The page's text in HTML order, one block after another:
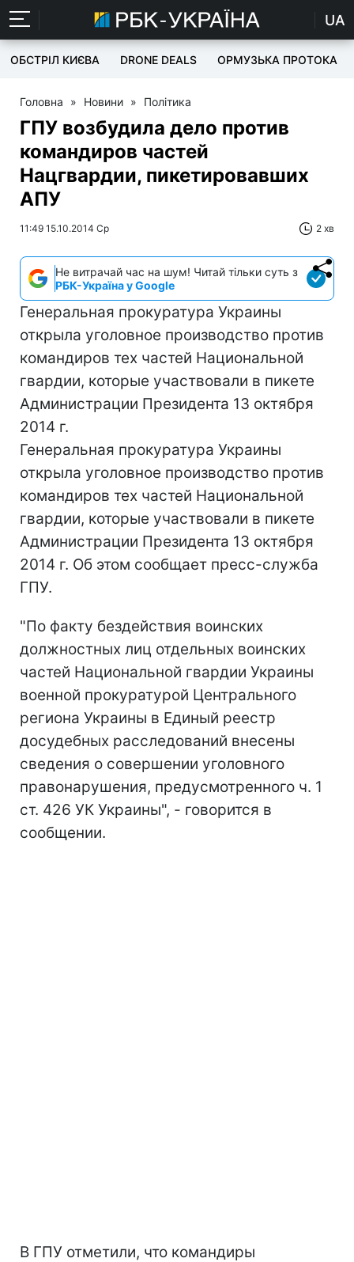
UA
ОБСТРІЛ КИЄВА DRONE DEALS ОРМУЗЬКА ПРОТОКА
Головна » Новини » Політика
ГПУ возбудила дело против
командиров частей
Нацгвардии, пикетировавших
АПУ
11:49 15.10.2014 Ср 2 хв
Не витрачай час на шум! Читай тільки суть з
РБК-Україна у Google
Генеральная прокуратура Украины
открыла уголовное производство против
командиров тех частей Национальной
гвардии, которые участвовали в пикете
Администрации Президента 13 октября
2014 г.
Генеральная прокуратура Украины
открыла уголовное производство против
командиров тех частей Национальной
гвардии, которые участвовали в пикете
Администрации Президента 13 октября
2014 г. Об этом сообщает пресс-служба
ГПУ.
"По факту бездействия воинских
должностных лиц отдельных воинских
частей Национальной гвардии Украины
военной прокуратурой Центрального
региона Украины в Единый реестр
досудебных расследований внесены
сведения о совершении уголовного
правонарушения, предусмотренного ч. 1
ст. 426 УК Украины", - говорится в
сообщении.
В ГПУ отметили, что командиры